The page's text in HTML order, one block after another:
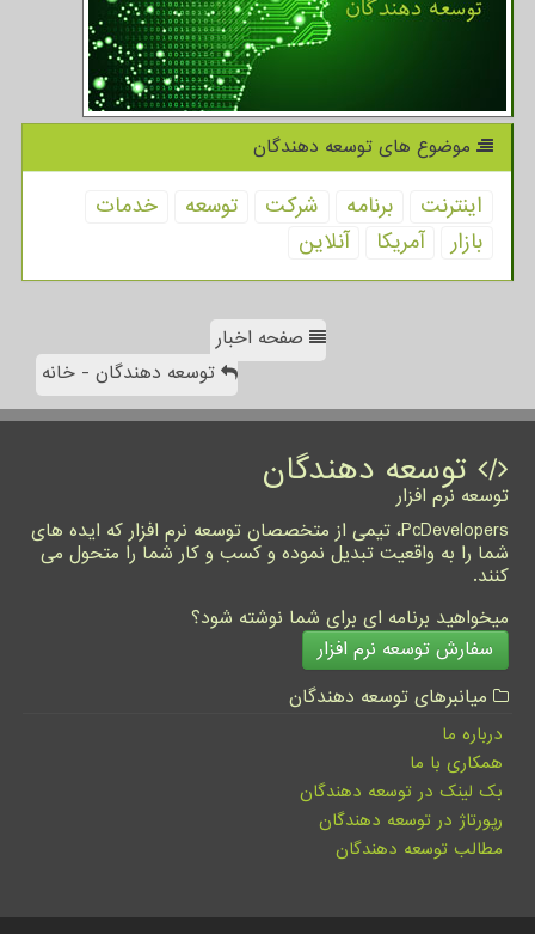
موضوع های توسعه دهندگان
اینترنت برنامه شركت توسعه
خدمات
بازار
آمریكا آنلاین
صفحه اخبار
توسعه دهندگان - خانه
توسعه دهندگان
توسعه نرم افزار
PcDevelopers، تیمی از متخصصان توسعه نرم افزار که ایده های
شما را به واقعیت تبدیل نموده و کسب و کار شما را متحول می
کنند.
میخواهید برنامه ای برای شما نوشته شود؟
سفارش توسعه نرم افزار
میانبرهای توسعه دهندگان
درباره ما
همکاری با ما
بک لینک در توسعه دهندگان
رپورتاژ در توسعه دهندگان
مطالب توسعه دهندگان